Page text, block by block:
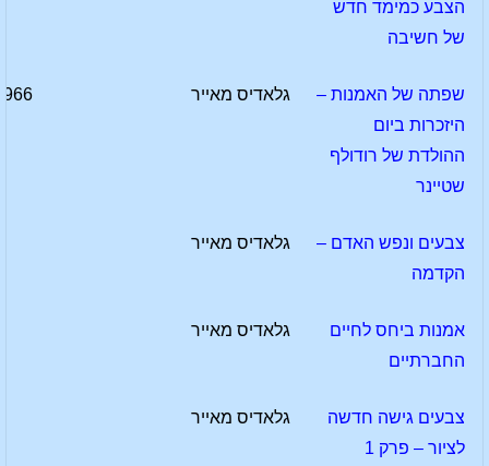
הצבע כמימד חדש
של חשיבה
שפתה של האמנות –
היזכרות ביום
ההולדת של רודולף
שטיינר
גלאדיס מאייר
צבעים ונפש האדם –
הקדמה
גלאדיס מאייר
אמנות ביחס לחיים
החברתיים
גלאדיס מאייר
צבעים גישה חדשה
לציור – פרק 1
גלאדיס מאייר